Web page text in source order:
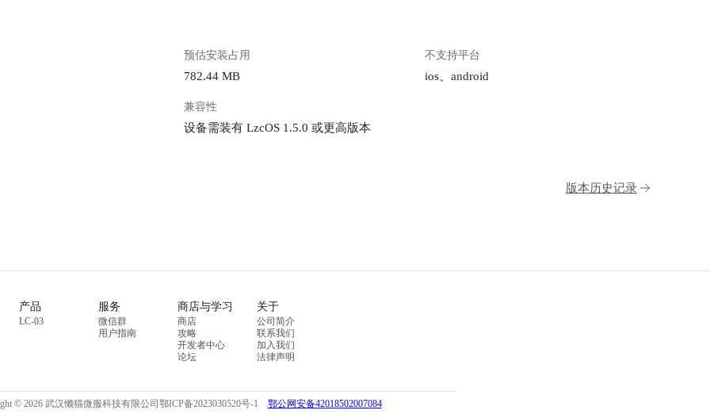
预估安装占用
782.44 MB
不支持平台
ios、android
兼容性
设备需装有 LzcOS 1.5.0 或更高版本
版本历史记录
产品
LC-03
服务
微信群
用户指南
商店与学习
商店
攻略
开发者中心
论坛
关于
公司简介
联系我们
加入我们
法律声明
© 2026 武汉懒猫微服科技有限公司 鄂ICP备2023030520号-1 鄂公网安备42018502007084